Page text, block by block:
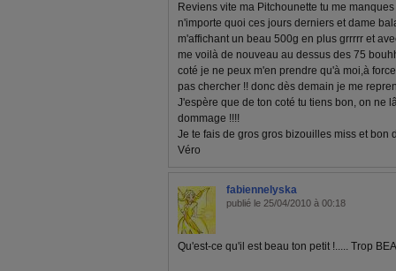
Reviens vite ma Pitchounette tu me
n'importe quoi ces jours derniers et dame
m'affichant un beau 500g en plus grrrrr et
me voilà de nouveau au dessus des 75
coté je ne peux m'en prendre qu'à moi,à
pas chercher !! donc dès demain je me
J'espère que de ton coté tu tiens bon, on ne
dommage !!!!
Je te fais de gros gros bizouilles miss et bon
Véro
fabiennelyska
publié le 25/04/2010 à 00:18
Qu'est-ce qu'il est beau ton petit !..... Trop